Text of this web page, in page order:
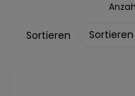
Sortieren